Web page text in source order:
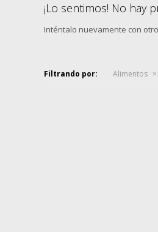
¡Lo sentimos! No hay
Inténtalo nuevamente con
Filtrando por: Alimentos